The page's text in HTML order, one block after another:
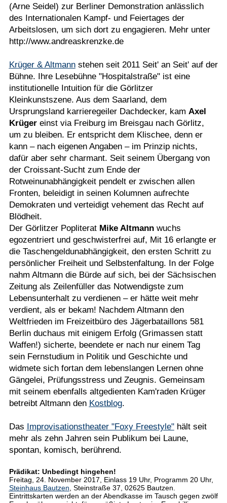
(Arne Seidel) zur Berliner Demonstration anlässlich
des Internationalen Kampf- und Feiertages der
Arbeitslosen, um sich dort zu engagieren. Mehr unter
http://www.andreaskrenzke.de
Krüger & Altmannstehen seit 2011 Seit' an Seit' auf der
Bühne. Ihre Lesebühne "Hospitalstraße" ist eine
institutionelle Intuition für die Görlitzer
Kleinkunstszene. Aus dem Saarland, dem
Ursprungsland karrieregeiler Dachdecker, kam Axel
Krügereinst via Freiburg im Breisgau nach Görlitz,
um zu bleiben. Er entspricht dem Klischee, denn er
kann – nach eigenen Angaben – im Prinzip nichts,
dafür aber sehr charmant. Seit seinem Übergang von
der Croissant-Sucht zum Ende der
Rotweinunabhängigkeit pendelt er zwischen allen
Fronten, beleidigt in seinen Kolumnen aufrechte
Demokraten und verteidigt vehement das Recht auf
Blödheit.
Der Görlitzer Popliterat Mike Altmannwuchs
egozentriert und geschwisterfrei auf, Mit 16 erlangte er
die Taschengeldunabhängigkeit, den ersten Schritt zu
persönlicher Freiheit und Selbstenfaltung. In der Folge
nahm Altmann die Bürde auf sich, bei der Sächsischen
Zeitung als Zeilenfüller das Notwendigste zum
Lebensunterhalt zu verdienen – er hätte weit mehr
verdient, als er bekam! Nachdem Altmann den
Weltfrieden im Freizeitbüro des Jägerbataillons 581
Berlin duchaus mit einigem Erfolg (Grimassen statt
Waffen!) sicherte, beendete er nach nur einem Tag
sein Fernstudium in Politik und Geschichte und
widmete sich fortan dem lebenslangen Lernen ohne
Gängelei, Prüfungsstress und Zeugnis. Gemeinsam
mit seinem ebenfalls altgedienten Kam'raden Krüger
betreibt Altmann den Kostblog.
Das Improvisationstheater "Foxy Freestyle"hält seit
mehr als zehn Jahren sein Publikum bei Laune,
spontan, komisch, berührend.
Prädikat: Unbedingt hingehen!
Freitag, 24. November 2017, Einlass 19 Uhr, Programm 20 Uhr,
Steinhaus Bautzen , Steinstraße 37, 02625 Bautzen.
Eintrittskarten werden an der Abendkasse im Tausch gegen zwölf